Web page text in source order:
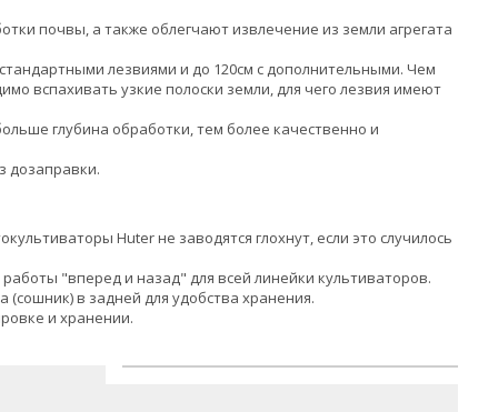
почвы, а также облегчают извлечение из земли агрегата
лезвиями и до 120см с дополнительными. Чем
вспахивать узкие полоски земли, для чего лезвия имеют
глубина обработки, тем более качественно и
дозаправки.
Huter не заводятся глохнут, если это случилось
"вперед и назад" для всей линейки культиваторов.
в задней для удобства хранения.
и хранении.